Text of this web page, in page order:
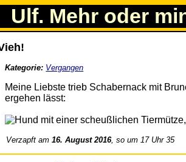
Ulf. Mehr oder
Kategorie: Vergangen
Meine Liebste trieb Schabernack mit
ergehen lässt:
Verzapft am16. August 2016, so um 17 Uhr 35